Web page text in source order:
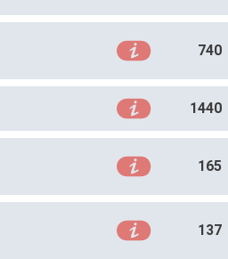
740
1440
165
137